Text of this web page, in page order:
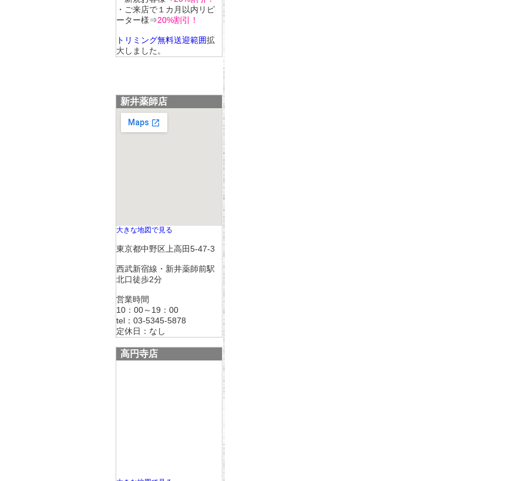
・ご来店で１カ月以内リピ
ーター様⇒20%割引！
トリミング無料送迎範囲拡
大しました。
新井薬師店
大きな地図で見る
東京都中野区上高田5-47-3
西武新宿線・新井薬師前駅
北口徒歩2分
営業時間
10：00～19：00
tel：03-5345-5878
定休日：なし
高円寺店